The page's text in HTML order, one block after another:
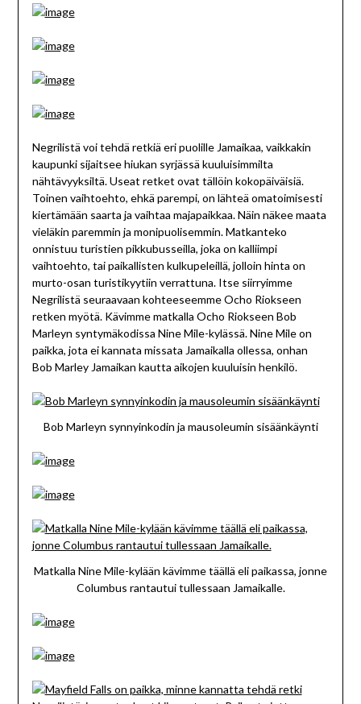
Negrilistä voi tehdä retkiä eri puolille Jamaikaa, vaikkakin
kaupunki sijaitsee hiukan syrjässä kuuluisimmilta
nähtävyyksiltä. Useat retket ovat tällöin kokopäiväisiä.
Toinen vaihtoehto, ehkä parempi, on lähteä omatoimisesti
kiertämään saarta ja vaihtaa majapaikkaa. Näin näkee maata
vieläkin paremmin ja monipuolisemmin. Matkanteko
onnistuu turistien pikkubusseilla, joka on kalliimpi
vaihtoehto, tai paikallisten kulkupeleillä, jolloin hinta on
murto-osan turistikyytiin verrattuna. Itse siirryimme
Negrilistä seuraavaan kohteeseemme Ocho Riokseen
retken myötä. Kävimme matkalla Ocho Riokseen Bob
Marleyn syntymäkodissa Nine Mile-kylässä. Nine Mile on
paikka, jota ei kannata missata Jamaikalla ollessa, onhan
Bob Marley Jamaikan kautta aikojen kuuluisin henkilö.
Bob Marleyn synnyinkodin ja mausoleumin sisäänkäynti
Matkalla Nine Mile-kylään kävimme täällä eli paikassa, jonne
Columbus rantautui tullessaan Jamaikalle.